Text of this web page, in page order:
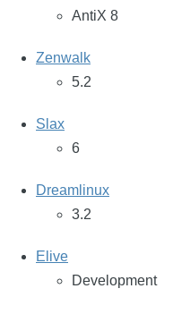
AntiX 8
Zenwalk
5.2
Slax
6
Dreamlinux
3.2
Elive
Development